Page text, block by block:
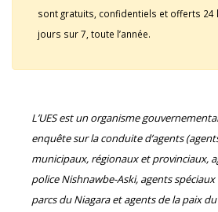
sont gratuits, confidentiels et offerts 24
jours sur 7, toute l’année.
L’UES est un organisme
enquête sur la conduite d’agents
municipaux, régionaux et provinciaux,
police Nishnawbe-Aski, agents
parcs du Niagara et agents de la paix